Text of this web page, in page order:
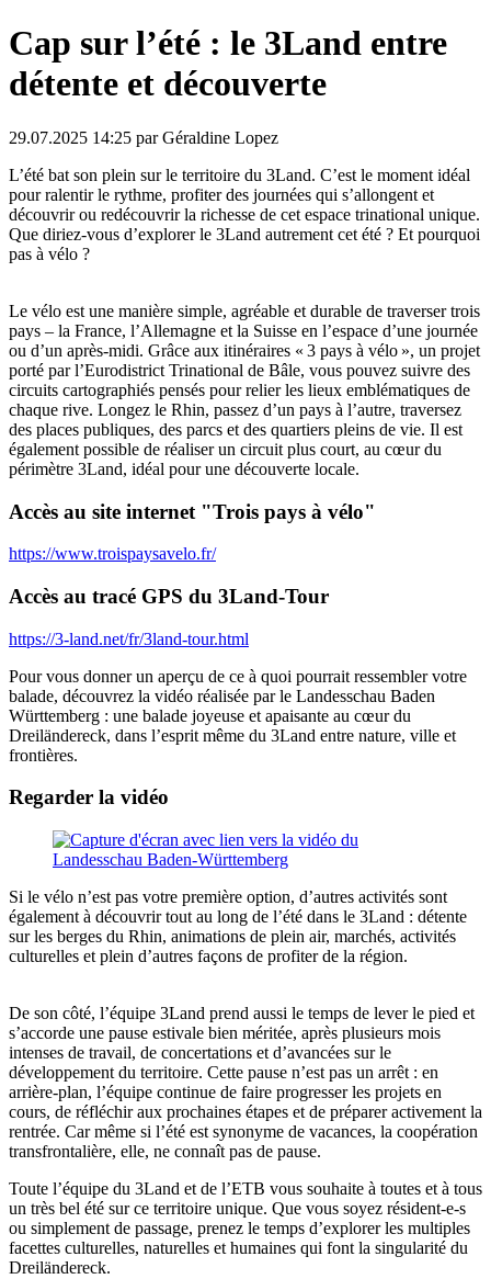
Cap sur l’été : le 3Land entre
détente et découverte
29.07.2025 14:25 par Géraldine Lopez
L’été bat son plein sur le territoire du 3Land. C’est le moment idéal
pour ralentir le rythme, profiter des journées qui s’allongent et
découvrir ou redécouvrir la richesse de cet espace trinational unique.
Que diriez-vous d’explorer le 3Land autrement cet été ? Et pourquoi
pas à vélo ?
Le vélo est une manière simple, agréable et durable de traverser trois
pays – la France, l’Allemagne et la Suisse en l’espace d’une journée
ou d’un après-midi. Grâce aux itinéraires « 3 pays à vélo », un projet
porté par l’Eurodistrict Trinational de Bâle, vous pouvez suivre des
circuits cartographiés pensés pour relier les lieux emblématiques de
chaque rive. Longez le Rhin, passez d’un pays à l’autre, traversez
des places publiques, des parcs et des quartiers pleins de vie. Il est
également possible de réaliser un circuit plus court, au cœur du
périmètre 3Land, idéal pour une découverte locale.
Accès au site internet "Trois pays à vélo"
https://www.troispaysavelo.fr/
Accès au tracé GPS du 3Land-Tour
https://3-land.net/fr/3land-tour.html
Pour vous donner un aperçu de ce à quoi pourrait ressembler votre
balade, découvrez la vidéo réalisée par le Landesschau Baden
Württemberg : une balade joyeuse et apaisante au cœur du
Dreiländereck, dans l’esprit même du 3Land entre nature, ville et
frontières.
Regarder la vidéo
Si le vélo n’est pas votre première option, d’autres activités sont
également à découvrir tout au long de l’été dans le 3Land : détente
sur les berges du Rhin, animations de plein air, marchés, activités
culturelles et plein d’autres façons de profiter de la région.
De son côté, l’équipe 3Land prend aussi le temps de lever le pied et
s’accorde une pause estivale bien méritée, après plusieurs mois
intenses de travail, de concertations et d’avancées sur le
développement du territoire. Cette pause n’est pas un arrêt : en
arrière-plan, l’équipe continue de faire progresser les projets en
cours, de réfléchir aux prochaines étapes et de préparer activement la
rentrée. Car même si l’été est synonyme de vacances, la coopération
transfrontalière, elle, ne connaît pas de pause.
Toute l’équipe du 3Land et de l’ETB vous souhaite à toutes et à tous
un très bel été sur ce territoire unique. Que vous soyez résident-e-s
ou simplement de passage, prenez le temps d’explorer les multiples
facettes culturelles, naturelles et humaines qui font la singularité du
Dreiländereck.